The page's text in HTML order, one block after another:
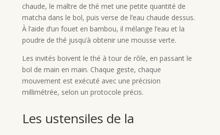
chaude, le maître de thé met une petite quantité de
matcha dans le bol, puis verse de l’eau chaude dessus.
À l’aide d’un fouet en bambou, il mélange l’eau et la
poudre de thé jusqu’à obtenir une mousse verte.
Les invités boivent le thé à tour de rôle, en passant le
bol de main en main. Chaque geste, chaque
mouvement est exécuté avec une précision
millimétrée, selon un protocole précis.
Les ustensiles de la